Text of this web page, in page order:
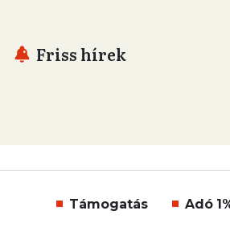
Friss hírek
Támogatás Adó